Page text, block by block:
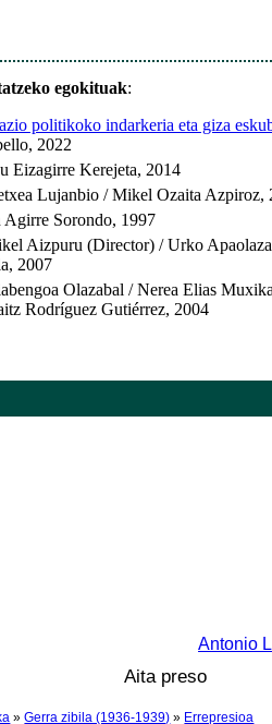
egokituak:
politikoko indarkeria eta giza
2022
Eizagirre Kerejeta, 2014
Lujanbio / Mikel Ozaita Azpiroz,
Sorondo, 1997
Aizpuru (Director) / Urko Apaolaza
2007
Olazabal / Nerea Elias Muxika
Rodríguez Gutiérrez, 2004
Antonio
Aita preso
»Gerra zibila (1936-1939) » Errepresioa